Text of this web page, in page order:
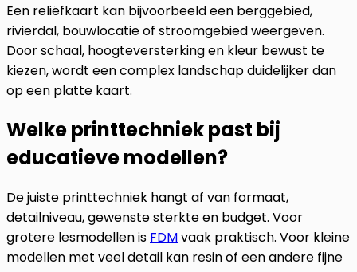
Een reliëfkaart kan bijvoorbeeld een berggebied,
rivierdal, bouwlocatie of stroomgebied weergeven.
Door schaal, hoogteversterking en kleur bewust te
kiezen, wordt een complex landschap duidelijker dan
op een platte kaart.
Welke printtechniek past bij
educatieve modellen?
De juiste printtechniek hangt af van formaat,
detailniveau, gewenste sterkte en budget. Voor
grotere lesmodellen is FDMvaak praktisch. Voor kleine
modellen met veel detail kan resin of een andere fijne